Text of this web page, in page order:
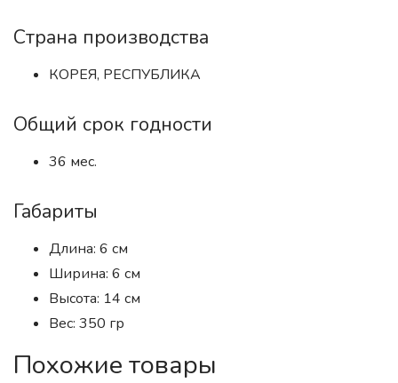
Страна производства
КОРЕЯ, РЕСПУБЛИКА
Общий срок годности
36 мес.
Габариты
Длина: 6 см
Ширина: 6 см
Высота: 14 см
Вес: 350 гр
Похожие товары